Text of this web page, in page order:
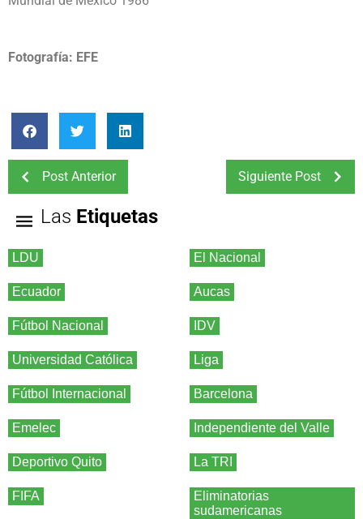
Fotografía: EFE
Post Anterior Siguiente Post
Las Etiquetas
LDU El Nacional
Ecuador Aucas
Fútbol Nacional IDV
Universidad Católica Liga
Fútbol Internacional Barcelona
Emelec Independiente del Valle
Deportivo Quito La TRI
FIFA
Eliminatorias
sudamericanas